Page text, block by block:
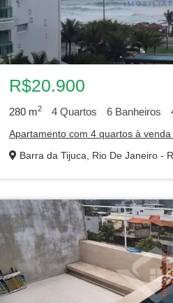
R$20.900
280 m2 4 Quartos 6 Banheiros
Apartamento com 4 quartos à
Barra da Tijuca, Rio De Janeiro -